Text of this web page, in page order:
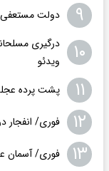
۹ دولت مستعفی یمن: ۱۷ نظامی در حمله
۱۰
درگیری
ویدئو
۱۱ پشت پرده
۱۲ فوری/ انفجار
۱۳ فوری/ آسمان